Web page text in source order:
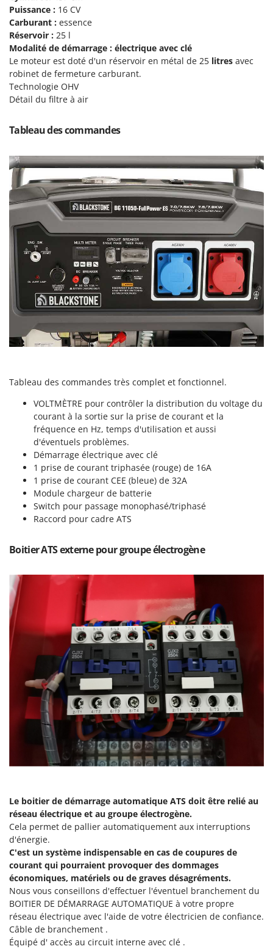
Master
Mastercook
Masterpro
McCulloch
MCH
Michelin
Minox
Mockmill
More than chef
MOSA
MOVA
Mowox
MTD
N
New O.M.R.A.
Nilfisk
Ninja
Novatec
Officine Savioli
Oliviero
Olix
OMA
Omas
Ompagrill
Oriental Koshin
Outdoorchef
P
Palumbo Pavi
Partisani
Paterlini
Philips
Pramac
Prismafood
R.G.V.
Redback
Resto Italia
Ribimex
Ripartrak
Ritter
River Systems
Robomow
Rossofuoco
Puissance : 16 CV
Carburant : essence
Réservoir : 25 l
Modalité de démarrage : électrique avec clé
Le moteur est doté d'un réservoir en métal de 25 litres avec
robinet de fermeture carburant.
Technologie OHV
Détail du filtre à air
Tableau des commandes
Tableau des commandes très complet et fonctionnel.
VOLTMÈTRE pour contrôler la distribution du voltage du
courant à la sortie sur la prise de courant et la
fréquence en Hz, temps d'utilisation et aussi
d'éventuels problèmes.
Démarrage électrique avec clé
1 prise de courant triphasée (rouge) de 16A
1 prise de courant CEE (bleue) de 32A
Module chargeur de batterie
Switch pour passage monophasé/triphasé
Raccord pour cadre ATS
Boitier ATS externe pour groupe électrogène
Le boitier de démarrage automatique ATS doit être relié au
réseau électrique et au groupe électrogène.
Cela permet de pallier automatiquement aux interruptions
d'énergie.
C'est un système indispensable en cas de coupures de
courant qui pourraient provoquer des dommages
économiques, matériels ou de graves désagréments.
Nous vous conseillons d'effectuer l'éventuel branchement du
BOITIER DE DÉMARRAGE AUTOMATIQUE à votre propre
réseau électrique avec l'aide de votre électricien de confiance.
Câble de branchement .
Équipé d' accès au circuit interne avec clé .